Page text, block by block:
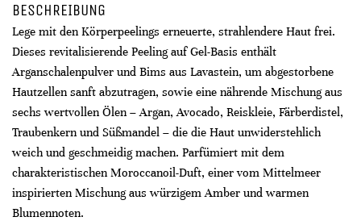
BESCHREIBUNG
Lege mit den Körperpeelings erneuerte, strahlendere Haut frei.
Dieses revitalisierende Peeling auf Gel-Basis enthält
Arganschalenpulver und Bims aus Lavastein, um abgestorbene
Hautzellen sanft abzutragen, sowie eine nährende Mischung aus
sechs wertvollen Ölen – Argan, Avocado, Reiskleie, Färberdistel,
Traubenkern und Süßmandel – die die Haut unwiderstehlich
weich und geschmeidig machen. Parfümiert mit dem
charakteristischen Moroccanoil-Duft, einer vom Mittelmeer
inspirierten Mischung aus würzigem Amber und warmen
Blumennoten.